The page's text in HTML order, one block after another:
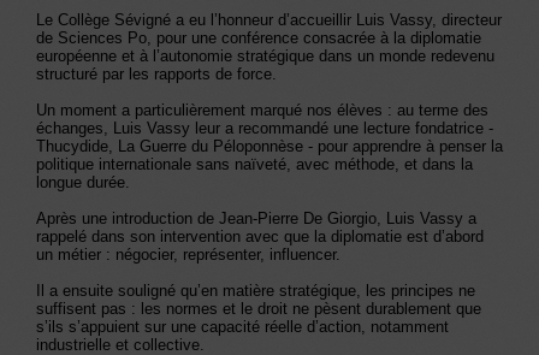
Le Collège Sévigné a eu l’honneur d’accueillir Luis Vassy, directeur
de Sciences Po, pour une conférence consacrée à la diplomatie
européenne et à l’autonomie stratégique dans un monde redevenu
structuré par les rapports de force.
Un moment a particulièrement marqué nos élèves : au terme des
échanges, Luis Vassy leur a recommandé une lecture fondatrice -
Thucydide, La Guerre du Péloponnèse - pour apprendre à penser la
politique internationale sans naïveté, avec méthode, et dans la
longue durée.
Après une introduction de Jean-Pierre De Giorgio, Luis Vassy a
rappelé dans son intervention avec que la diplomatie est d’abord
un métier : négocier, représenter, influencer.
Il a ensuite souligné qu’en matière stratégique, les principes ne
suffisent pas : les normes et le droit ne pèsent durablement que
s’ils s’appuient sur une capacité réelle d’action, notamment
industrielle et collective.